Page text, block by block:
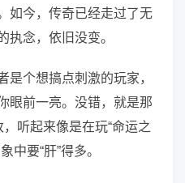
如今，传奇已经走过了无
执念，依旧没变。
是个想搞点刺激的玩家，
眼前一亮。没错，就是那
听起来像是在玩“命运之
中要“肝”得多。